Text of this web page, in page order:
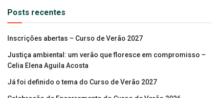
Posts recentes
Inscrições abertas – Curso de Verão 2027
Justiça ambiental: um verão que floresce em compromisso –
Celia Elena Aguila Acosta
Já foi definido o tema do Curso de Verão 2027